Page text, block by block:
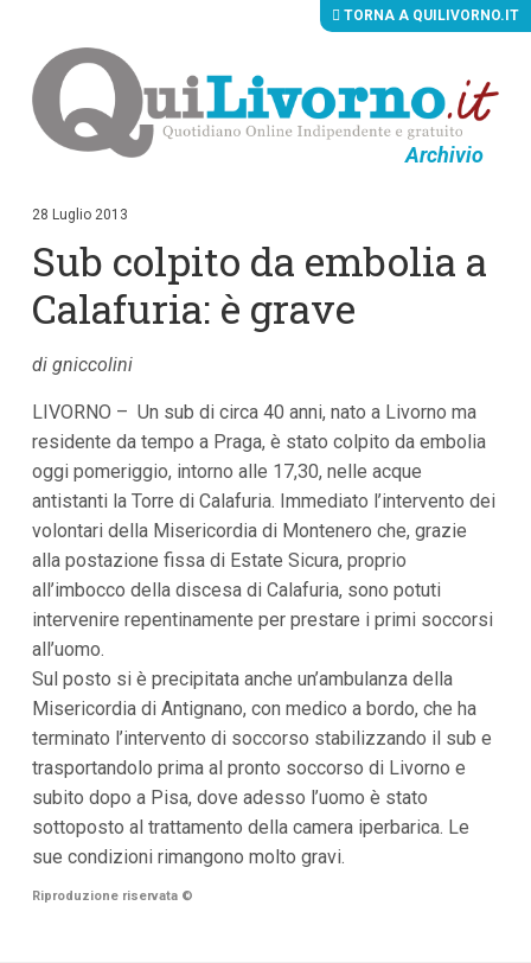
Archivio
i
i
c
n
n
t
p
r
n
c
p
a
l
i
V
a
a
l
e
n
P
r
n
TORNA A QUILIVORNO.IT
28 Luglio 2013
Sub colpito da embolia a
Calafuria: è grave
di gniccolini
LIVORNO – Un sub di circa 40 anni, nato a Livorno ma
residente da tempo a Praga, è stato colpito da embolia
oggi pomeriggio, intorno alle 17,30, nelle acque
antistanti la Torre di Calafuria. Immediato l’intervento dei
volontari della Misericordia di Montenero che, grazie
alla postazione fissa di Estate Sicura, proprio
all’imbocco della discesa di Calafuria, sono potuti
intervenire repentinamente per prestare i primi soccorsi
all’uomo.
Sul posto si è precipitata anche un’ambulanza della
Misericordia di Antignano, con medico a bordo, che ha
terminato l’intervento di soccorso stabilizzando il sub e
trasportandolo prima al pronto soccorso di Livorno e
subito dopo a Pisa, dove adesso l’uomo è stato
sottoposto al trattamento della camera iperbarica. Le
sue condizioni rimangono molto gravi.
Riproduzione riservata ©